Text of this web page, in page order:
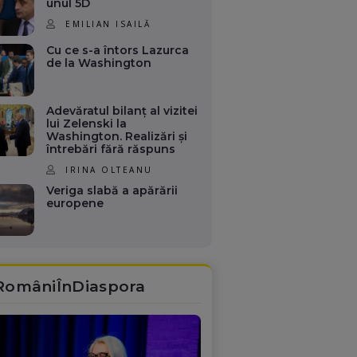
EMILIAN ISAILĂ
Cu ce s-a întors Lazurca
de la Washington
Adevăratul bilanț al vizitei
lui Zelenski la
Washington. Realizări și
întrebări fără răspuns
IRINA OLTEANU
Veriga slabă a apărării
europene